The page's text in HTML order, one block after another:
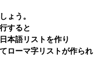
ょう。
すると
本語リストを作り
ローマ字リストが作られ